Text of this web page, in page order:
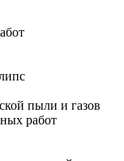
пыли и газов
работ